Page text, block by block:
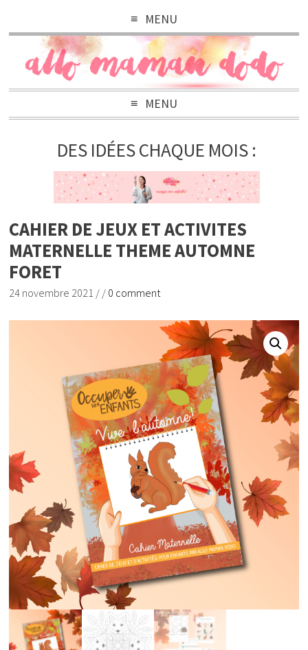
MENU
MENU
DES IDÉES CHAQUE MOIS :
CAHIER DE JEUX ET ACTIVITES
MATERNELLE THEME AUTOMNE
FORET
24 novembre 2021 / / 0 comment